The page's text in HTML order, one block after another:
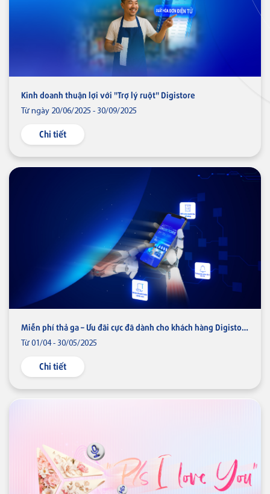
Kinh doanh thuận lợi với "Trợ lý ruột" Digistore
Từ ngày 20/06/2025 - 30/09/2025
Chi tiết
Miễn phí thả ga – Ưu đãi cực đã dành cho khách hàng Digistore
Từ 01/04 - 30/05/2025
Chi tiết